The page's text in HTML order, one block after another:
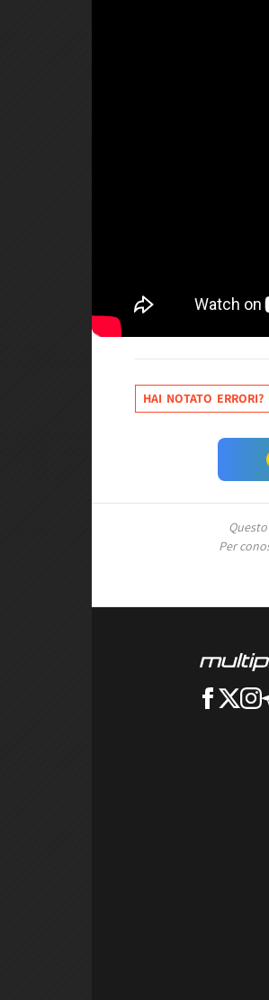
HAI NOTATO ERRORI?
Per